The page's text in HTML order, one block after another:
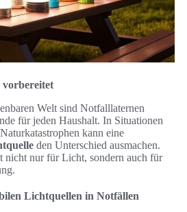
Welt sind Notfalllaternen
für jeden Haushalt. In Situationen
kann eine
den Unterschied ausmachen.
nicht nur für Licht, sondern auch für
Lichtquellen in Notfällen